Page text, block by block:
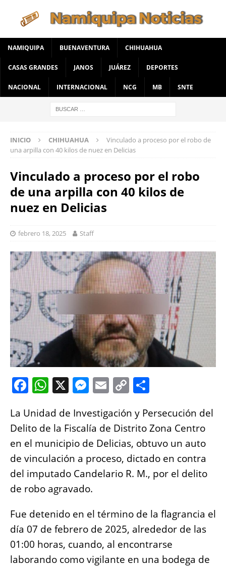
NAMIQUIPA BUENAVENTURA CHIHUAHUA
CASAS GRANDES JANOS JUÁREZ DEPORTES
NACIONAL INTERNACIONAL NCG MB SNTE
INICIO CHIHUAHUA
Vinculado a proceso por el robo de
una arpilla con 40 kilos de nuez en Delicias
Vinculado a proceso por el robo
de una arpilla con 40 kilos de
nuez en Delicias
febrero 18, 2025 Staff
F
c
e
b
o
o
k
W
at
s
A
p
p
X M
ss
e
n
g
er
E
ai
l
C
p
y
Li
n
k
a
re
La Unidad de Investigación y Persecución del
Delito de la Fiscalía de Distrito Zona Centro
en el municipio de Delicias, obtuvo un auto
de vinculación a proceso, dictado en contra
del imputado Candelario R. M., por el delito
de robo agravado.
Fue detenido en el término de la flagrancia el
día 07 de febrero de 2025, alrededor de las
01:00 horas, cuando, al encontrarse
laborando como vigilante en una bodega de